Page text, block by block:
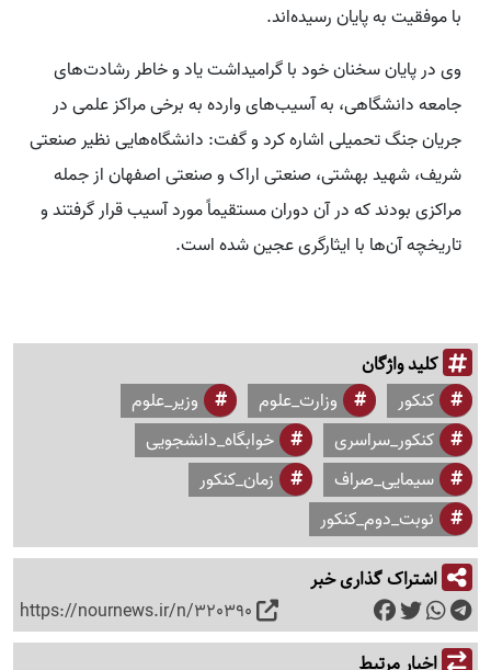
با موفقیت به پایان رسیده‌اند.
وی در پایان سخنان خود با گرامیداشت یاد و خاطر رشادت‌های
جامعه دانشگاهی، به آسیب‌های وارده به برخی مراکز علمی در
جریان جنگ تحمیلی اشاره کرد و گفت: دانشگاه‌هایی نظیر صنعتی
شریف، شهید بهشتی، صنعتی اراک و صنعتی اصفهان از جمله
مراکزی بودند که در آن دوران مستقیماً مورد آسیب قرار گرفتند و
تاریخچه آن‌ها با ایثارگری عجین شده است.
کلید واژگان
کنکور وزارت_علوم
وزیر_علوم
کنکور_سراسری
خوابگاه_دانشجویی
سیمایی_صراف
زمان_کنکور
نوبت_دوم_کنکور
اشتراک گذاری خبر
https://nournews.ir/n/320390
اخبار مرتبط